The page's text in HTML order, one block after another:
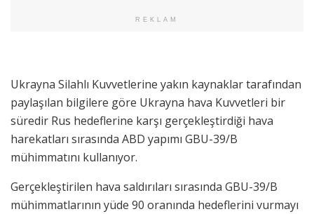
REKLAM
Ukrayna Silahlı Kuvvetlerine yakın kaynaklar tarafından
paylaşılan bilgilere göre Ukrayna hava Kuvvetleri bir
süredir Rus hedeflerine karşı gerçekleştirdiği hava
harekatları sırasında ABD yapımı GBU-39/B
mühimmatını kullanıyor.
Gerçekleştirilen hava saldırıları sırasında GBU-39/B
mühimmatlarının yüde 90 oranında hedeflerini vurmayı